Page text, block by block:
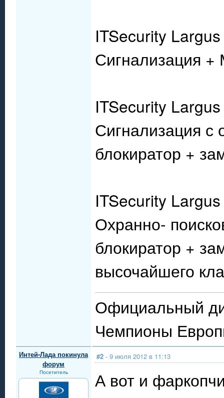
ITSecurity
Сигнализация +
ITSecurity
Сигнализация с
блокиратор +
ITSecurity
Охранно-
блокиратор +
высочайшего
Официальный
Чемпионы
Интей-Лада покинула
форум
Посетитель
#2 - 9 июля 2012 в 11:13
А вот и